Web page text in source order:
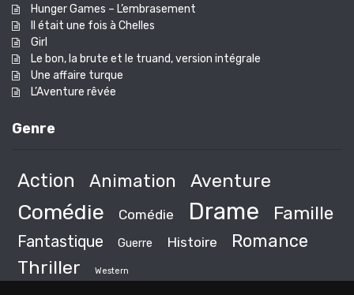
Hunger Games – L’embrasement
Il était une fois à Chelles
Girl
Le bon, la brute et le truand, version intégrale
Une affaire turque
L’Aventure rêvée
Genre
Action Animation Aventure
Comédie Comédie Drame Famille
Fantastique Guerre Histoire Romance
Thriller Western